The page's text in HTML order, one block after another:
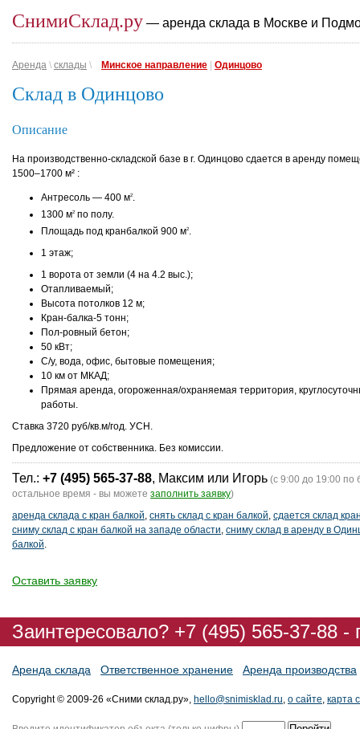
СнимиСклад.ру — аренда склада в Москве и
Аренда \ склады \ Минское направление Одинцово
Склад в Одинцово
Описание
На производственно-складской базе в г. Одинцово сдается в аренду
1500–1700 м² :
Антресоль — 400 м2.
1300 м2 по полу.
Площадь под кранбалкой 900 м2.
1 этаж;
1 ворота от земли (4 на 4.2 выс.);
Отапливаемый;
Высота потолков 12 м;
Кран-балка-5 тонн;
Пол-ровный бетон;
50 кВт;
С/у, вода, офис, бытовые помещения;
10 км от МКАД;
Прямая аренда, огороженная/охраняемая территория,
работы.
Ставка 3720 руб/кв.м/год. УСН.
Предложение от собственника. Без комиссии.
Тел.: +7 (495) 565-37-88, Максим или Игорь (с 9:00 до 19:00 по
остальное время - вы можете заполнить заявку)
аренда склада с кран балкой, снять склад с кран балкой, сдается склад
сниму склад с кран балкой на западе области, сниму склад в аренду в
балкой.
Оставить заявку
Заинтересовало? +7 (495) 565-37-88
Аренда склада Ответственное хранение Аренда производства
Copyright © 2009-26 «Сними склад.ру», hello@snimisklad.ru, о сайте, карта